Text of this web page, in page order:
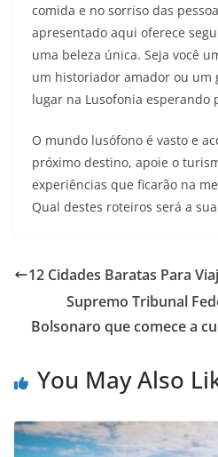
comida e no sorriso das
apresentado aqui oferece
uma beleza única. Seja você
um historiador amador ou um
lugar na Lusofonia esperando
O mundo lusófono é vasto e
próximo destino, apoie o
experiências que ficarão na
Qual destes roteiros será a
12 Cidades Baratas Para
Supremo Tribunal
Bolsonaro que comece a
You May Also